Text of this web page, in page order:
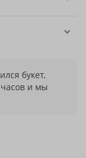
букет,
и мы